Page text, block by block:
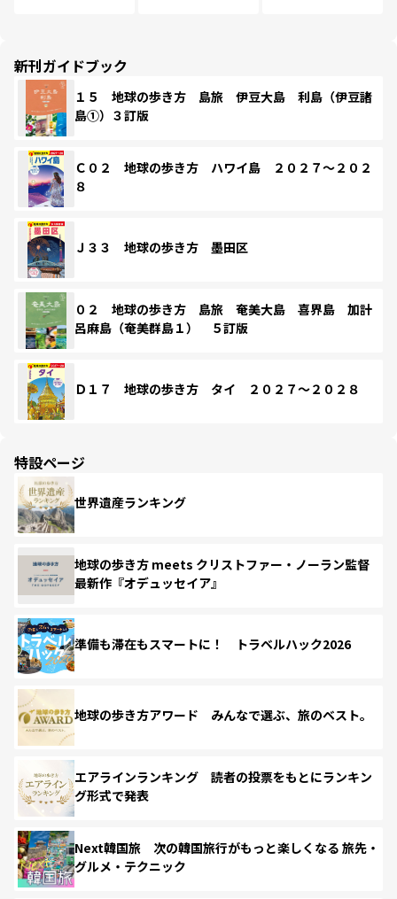
新刊ガイドブック
１５ 地球の歩き方 島旅 伊豆大島 利島（伊豆諸
島①）３訂版
Ｃ０２ 地球の歩き方 ハワイ島 ２０２７～２０２
８
Ｊ３３ 地球の歩き方 墨田区
０２ 地球の歩き方 島旅 奄美大島 喜界島 加計
呂麻島（奄美群島１） ５訂版
Ｄ１７ 地球の歩き方 タイ ２０２７～２０２８
特設ページ
世界遺産ランキング
地球の歩き方 meets クリストファー・ノーラン監督
最新作『オデュッセイア』
準備も滞在もスマートに！ トラベルハック2026
地球の歩き方アワード みんなで選ぶ、旅のベスト。
エアラインランキング 読者の投票をもとにランキン
グ形式で発表
Next韓国旅 次の韓国旅行がもっと楽しくなる 旅先・
グルメ・テクニック